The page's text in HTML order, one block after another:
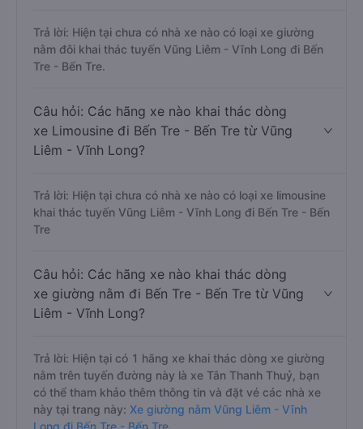
Trả lời: Hiện tại chưa có nhà xe nào có loại xe giường
nằm đôi khai thác tuyến Vũng Liêm - Vĩnh Long đi Bến
Tre - Bến Tre.
Câu hỏi: Các hãng xe nào khai thác dòng
xe Limousine đi Bến Tre - Bến Tre từ Vũng
Liêm - Vĩnh Long?
Trả lời: Hiện tại chưa có nhà xe nào có loại xe limousine
khai thác tuyến Vũng Liêm - Vĩnh Long đi Bến Tre - Bến
Tre
Câu hỏi: Các hãng xe nào khai thác dòng
xe giường nằm đi Bến Tre - Bến Tre từ Vũng
Liêm - Vĩnh Long?
Trả lời: Hiện tại có 1 hãng xe khai thác dòng xe giường
nằm trên tuyến đường này là xe Tân Thanh Thuỷ, bạn
có thể tham khảo thêm thông tin và đặt vé các nhà xe
này tại trang này: Xe giường nằm Vũng Liêm - Vĩnh
Long đi Bến Tre - Bến Tre